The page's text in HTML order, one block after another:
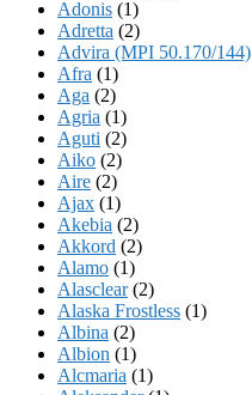
Adonis (1)
Adretta (2)
Advira (MPI 50.170/144)
Afra (1)
Aga (2)
Agria (1)
Aguti (2)
Aiko (2)
Aire (2)
Ajax (1)
Akebia (2)
Akkord (2)
Alamo (1)
Alasclear(2)
Alaska Frostless (1)
Albina (2)
Albion (1)
Alcmaria (1)